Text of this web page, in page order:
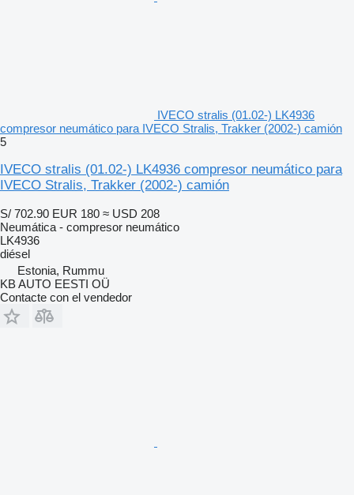
IVECO stralis (01.02-) LK4936
compresor neumático para IVECO Stralis, Trakker (2002-) camión
5
IVECO stralis (01.02-) LK4936 compresor neumático para
IVECO Stralis, Trakker (2002-) camión
S/ 702.90 EUR 180 ≈ USD 208
Neumática - compresor neumático
LK4936
diésel
Estonia, Rummu
KB AUTO EESTI OÜ
Contacte con el vendedor